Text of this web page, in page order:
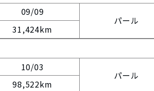
09/09
31,424km
パール
10/03
98,522km
パール